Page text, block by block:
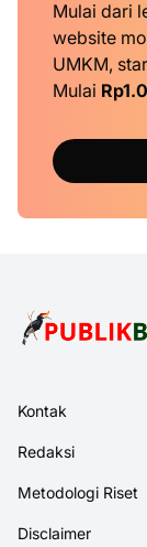
Mulai dari
website
UMKM,
Mulai
Kontak
Redaksi
Metodologi Riset
Disclaimer